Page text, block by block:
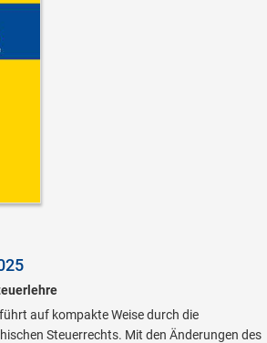
auf kompakte Weise durch die
Steuerrechts. Mit den Änderungen des